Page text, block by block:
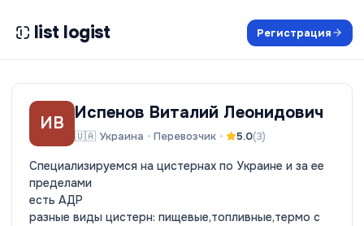
list logist Регистрация
ИВ
Испенов Виталий Леонидович
🇺🇦 Украина • Перевозчик • 5.0(3)
Специализируемся на цистернах по Украине и за ее
пределами
есть АДР
разные виды цистерн: пищевые,топливные,термо с